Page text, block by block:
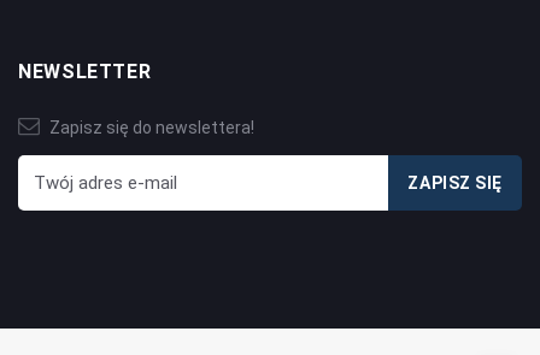
NEWSLETTER
Zapisz się do newslettera!